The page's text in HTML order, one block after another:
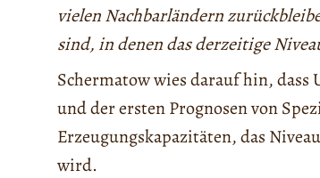
vielen Nachbarländern
sind, in denen das derzeitige
Schermatow wies darauf hin, dass
und der ersten Prognosen von
Erzeugungskapazitäten, das
wird.